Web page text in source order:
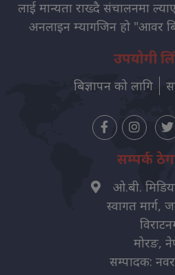
लाई मान्यता राख्दै संचालनमा
अनलाइन म्यागजिन हो "आवर
उपयोगी
बिज्ञापन को लागि
सम्पर्क
ओ.बी.
स्वागत मार्ग,
मोरङ,
सम्पादक: